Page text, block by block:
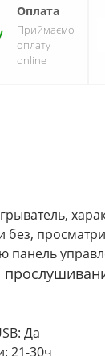
Оплата
Приймаємо
оплату
online
Да
21-30ч